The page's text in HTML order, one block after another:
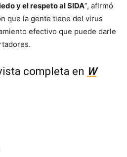
y el respeto al SIDA”, afirmó
que la gente tiene del virus
efectivo que puede darle
completa en W